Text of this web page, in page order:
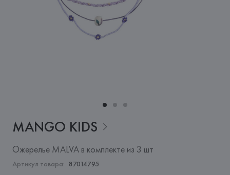
MANGO KIDS
Ожерелье MALVA в комплекте из 3 шт
Артикул товара: 87014795